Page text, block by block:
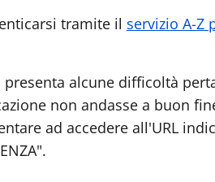
tramite il servizio A-Z
alcune difficoltà
non andasse a buon
ad accedere all'URL